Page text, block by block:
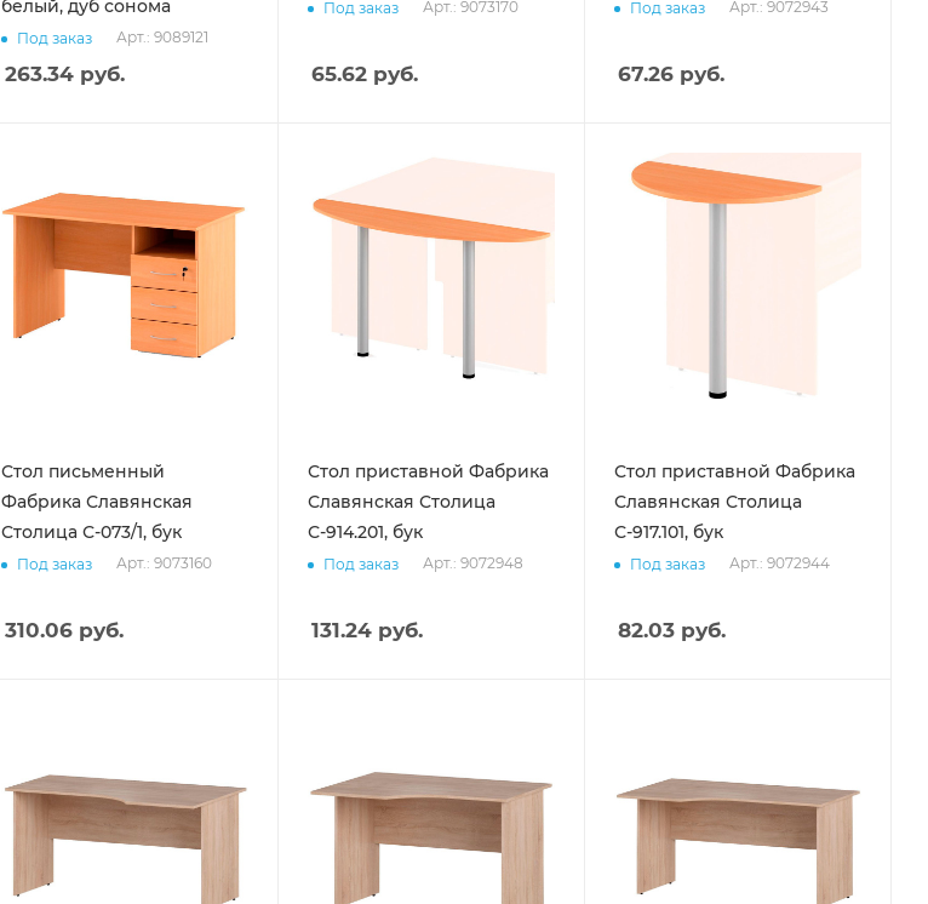
белый, дуб сонома
Под заказ Арт.: 9089121
263.34 руб.
Под заказ Арт.: 9073170
65.62 руб.
Под заказ Арт.: 9072943
67.26 руб.
Стол письменный
Фабрика Славянская
Столица С-073/1, бук
Под заказ Арт.: 9073160
310.06 руб.
Стол приставной Фабрика
Славянская Столица
С-914.201, бук
Под заказ Арт.: 9072948
131.24 руб.
Стол приставной Фабрика
Славянская Столица
С-917.101, бук
Под заказ Арт.: 9072944
82.03 руб.